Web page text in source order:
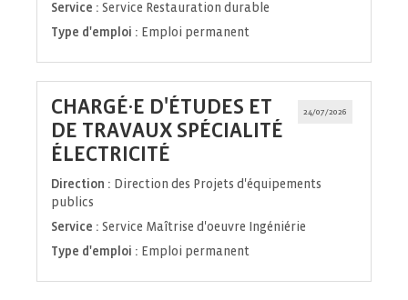
Service : Service Restauration durable
Type d'emploi : Emploi permanent
24/07/2026
CHARGÉ·E D'ÉTUDES ET
DE TRAVAUX SPÉCIALITÉ
ÉLECTRICITÉ
fenêtre)
Direction : Direction des Projets d'équipements
publics
Service : Service Maîtrise d'oeuvre Ingéniérie
Type d'emploi : Emploi permanent